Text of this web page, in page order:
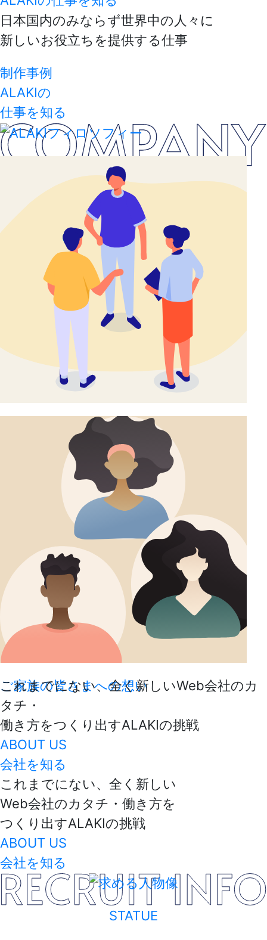
日本国内のみならず世界中の人々に
新しいお役立ちを提供する仕事
制作事例
ALAKIの
仕事を知る
ALAKIフィロソフィー
ご家族の皆さまへの想い
これまでにない、全く新しいWeb会社のカ
タチ・
働き方をつくり出すALAKIの挑戦
ABOUT US
会社を知る
これまでにない、全く新しい
Web会社のカタチ・働き方を
つくり出すALAKIの挑戦
ABOUT US
会社を知る
STATUE